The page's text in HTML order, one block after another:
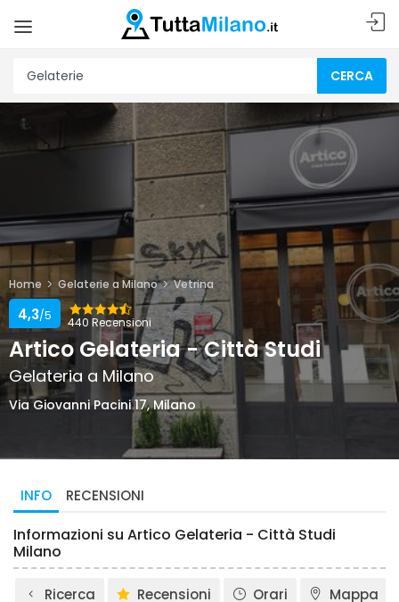
CERCA
Home Gelaterie a Milano Vetrina
440 Recensioni
4,3/5
Artico Gelateria - Città Studi
Gelateria a Milano
Via Giovanni Pacini 17, Milano
INFO RECENSIONI
Informazioni su Artico Gelateria - Città Studi
Milano
Ricerca Recensioni Orari Mappa